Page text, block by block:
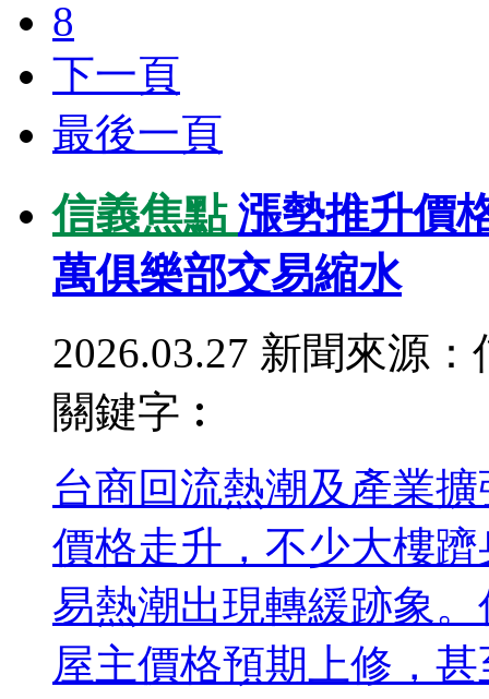
8
下一頁
最後一頁
信義焦點 漲勢推升價
萬俱樂部交易縮水
2026.03.27 新聞來源：
關鍵字︰
台商回流熱潮及產業
價格走升，不少大樓
易熱潮出現轉緩跡象
屋主價格預期上修，